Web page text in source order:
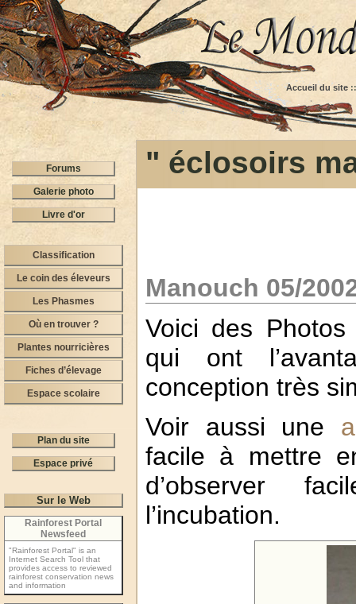
Accueil du site
Forums
Galerie photo
Livre d'or
Classification
Le coin des éleveurs
Les Phasmes
Où en trouver ?
Plantes nourricières
Fiches d’élevage
Espace scolaire
Plan du site
Espace privé
Sur le Web
Rainforest Portal
Newsfeed
"Rainforest Portal" is an
Internet Search Tool that
provides access to reviewed
rainforest conservation news
and information
" éclosoirs
Manouch 05/
Voici des
qui ont
conception très
Voir aussi une
facile à mettre
d’observer
l’incubation.